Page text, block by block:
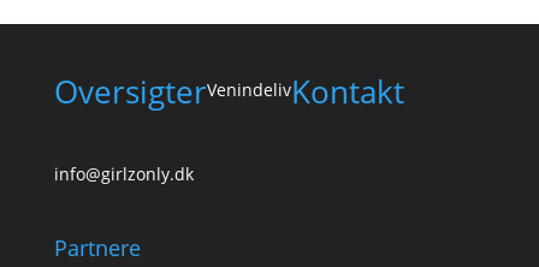
OversigterVenindelivKontakt
info@girlzonly.dk
Partnere